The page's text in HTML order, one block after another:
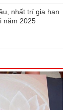
nhất trí gia hạn
năm 2025